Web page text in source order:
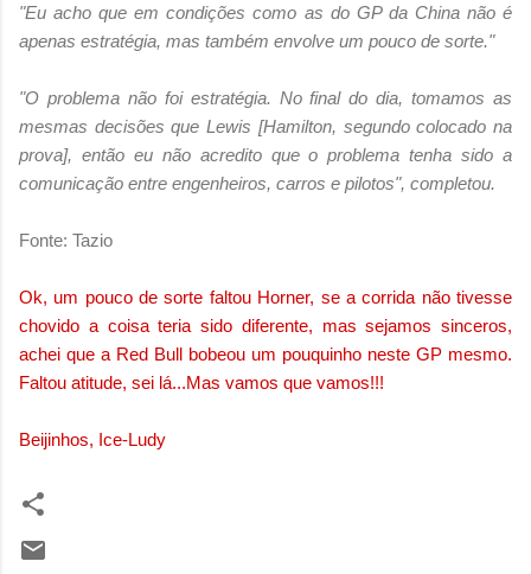
"Eu acho que em condições como as do GP da China não é
apenas estratégia, mas também envolve um pouco de sorte."
"O problema não foi estratégia. No final do dia, tomamos as
mesmas decisões que Lewis [Hamilton, segundo colocado na
prova], então eu não acredito que o problema tenha sido a
comunicação entre engenheiros, carros e pilotos", completou.
Fonte: Tazio
Ok, um pouco de sorte faltou Horner, se a corrida não tivesse
chovido a coisa teria sido diferente, mas sejamos sinceros,
achei que a Red Bull bobeou um pouquinho neste GP mesmo.
Faltou atitude, sei lá...Mas vamos que vamos!!!
Beijinhos, Ice-Ludy